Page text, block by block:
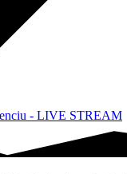
- LIVE STREAM